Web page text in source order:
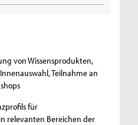
von Wissensprodukten,
Teilnahme an
für
relevanten Bereichen der